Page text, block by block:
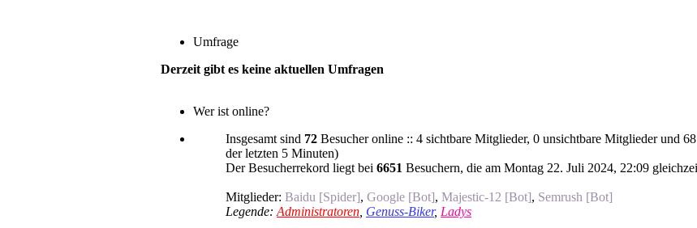
Umfrage
Derzeit gibt es keine aktuellen Umfragen
Wer ist online?
Insgesamt sind 72 Besucher online :: 4 sichtbare Mitglieder, 0 unsichtbare Mitglieder und
der letzten 5 Minuten)
Der Besucherrekord liegt bei 6651 Besuchern, die am Montag 22. Juli 2024, 22:09
Mitglieder: Baidu [Spider], Google [Bot], Majestic-12 [Bot], Semrush [Bot]
Legende: Administratoren Genuss-Biker, Ladys